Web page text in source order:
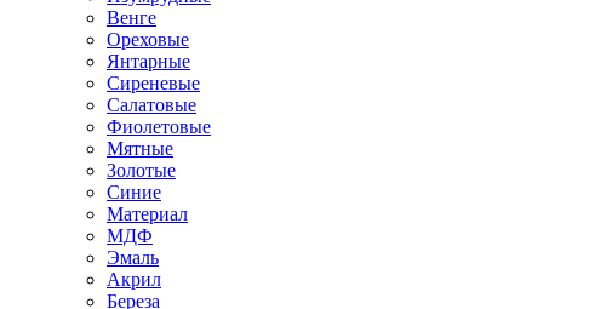
Венге
Ореховые
Янтарные
Сиреневые
Салатовые
Фиолетовые
Мятные
Золотые
Синие
Материал
МДФ
Эмаль
Акрил
Береза